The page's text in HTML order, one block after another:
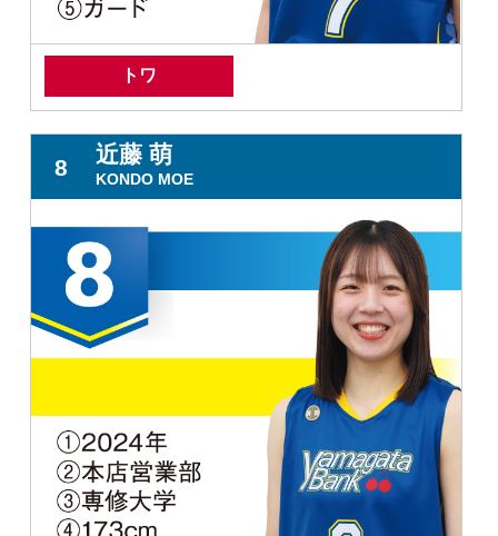
トワ
8
近藤 萌
KONDO MOE